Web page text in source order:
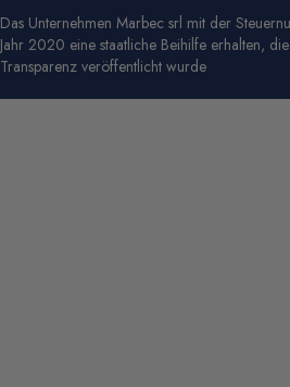
Das Unternehmen Marbec srl mit der
Jahr 2020 eine staatliche Beihilfe erhalten,
Transparenz veröffentlicht wurde